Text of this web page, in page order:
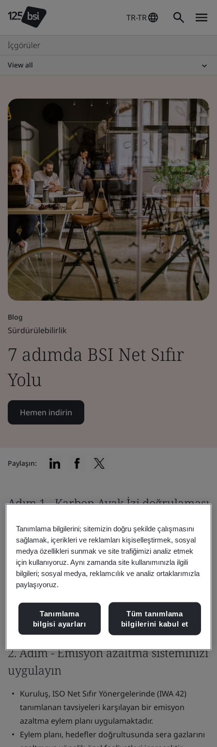
TR-TR
İçgörüler
View all
Blog
Sürdürülebilirlik
7 adımda BSI Net Sıfır
Yolu
Hemen indirin
Adım 1 - Karbon Ayak İzi doğrulaması
Kuruluş, karbon ayak izini ISO 14064-1'i kullanarak
hesaplıyor.
Bu ayak izi, gelecekteki iyileştirmenin ölçüldüğü
temel olarak kullanılır.
Ayak izi hesaplandıktan sonra, BSI tam bir
Bu doğrulama UKAS akreditasyonuna sahiptir.
2. Adım - Emisyon azaltma sisteminizi
uygulayın
Kuruluş, ISO Net Sıfır Yönergelerinde (IWA 42)
tanımlanan tavsiyeleri karşılayan bir emisyon
azaltma eylem planı uygulamaktadır.
Eylem planı, hedefler doğrultusunda sera gazlarını
Paylaşın:
Tanımlama bilgilerini; sitemizin doğru şekilde çalışmasını
sağlamak, içerikleri ve reklamları kişiselleştirmek, sosyal
medya özellikleri sunmak ve site trafiğimizi analiz etmek
için kullanıyoruz. Aynı zamanda site kullanımınızla ilgili
bilgileri; sosyal medya, reklamcılık ve analiz ortaklarımızla
paylaşıyoruz.
Tanımlama
bilgisi ayarları
Tüm tanımlama
bilgilerini kabul et